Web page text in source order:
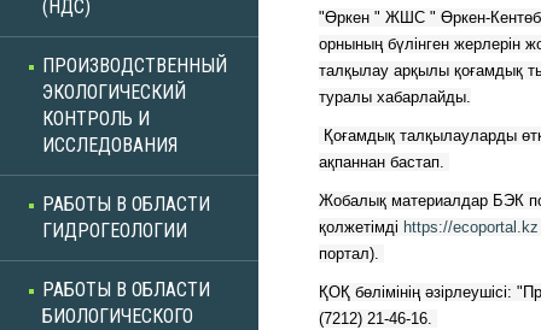
(НДС)
ПРОИЗВОДСТВЕННЫЙ
ЭКОЛОГИЧЕСКИЙ
КОНТРОЛЬ И
ИССЛЕДОВАНИЯ
РАБОТЫ В ОБЛАСТИ
ГИДРОГЕОЛОГИИ
РАБОТЫ В ОБЛАСТИ
БИОЛОГИЧЕСКОГО
"Өркен " ЖШС " Өркен-Кентөбе
орнының бүлінген жерлерін
талқылау арқылы қоғамдық
туралы хабарлайды.
ақпаннан бастап.
Жобалық материалдар БЭК
қолжетімді https://ecoportal.kz
портал).
ҚОҚ бөлімінің әзірлеушісі:
(7212) 21-46-16.